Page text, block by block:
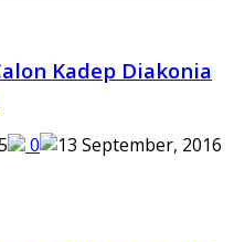
Kadep Diakonia
0